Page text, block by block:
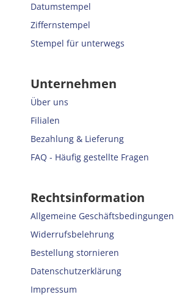
Datumstempel
Ziffernstempel
Stempel für unterwegs
Unternehmen
Über uns
Filialen
Bezahlung & Lieferung
FAQ - Häufig gestellte Fragen
Rechtsinformation
Allgemeine Geschäftsbedingungen
Widerrufsbelehrung
Bestellung stornieren
Datenschutzerklärung
Impressum